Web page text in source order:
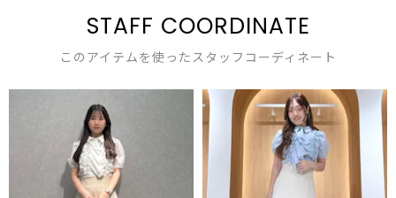
STAFF COORDINATE
このアイテムを使ったスタッフコーディネート